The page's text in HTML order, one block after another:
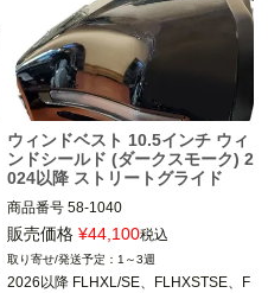
ウィンドベスト 10.5インチ ウィ
ンドシールド (ダークスモーク) 2
024以降 ストリートグライド
商品番号 58-1040
3OT：2310-0891
販売価格 ¥44,100税込
1～3週
2026以降 FLHXL/SE、FLHXSTSE、F